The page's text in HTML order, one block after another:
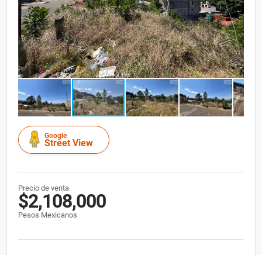
Google
Street View
Precio de venta
$2,108,000
Pesos Mexicanos